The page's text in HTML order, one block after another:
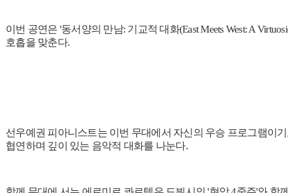
이번 공연은 '동서양의 만남: 기교적 대화(East Meets West: A
호흡을 맞춘다.
선우예권 피아니스트는 이번 무대에서 자신의 우승 프로그램이
협연하며 깊이 있는 음악적 대화를 나눈다.